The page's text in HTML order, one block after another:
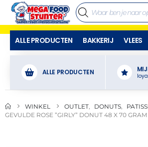
ALLE PRODUCTEN BAKKERIJ VLEES
ALLE PRODUCTEN
WINKEL OUTLET DONUTS
GEVULDE ROSE ”GIRLY” DONUT 48 X 70